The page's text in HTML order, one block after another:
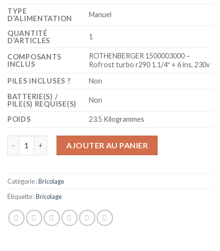
TYPE
D’ALIMENTATION
‎Manuel
QUANTITÉ
D’ARTICLES
‎1
COMPOSANTS
INCLUS
‎ROTHENBERGER 1500003000 –
Rofrost turbo r290 1.1/4″ + 6 ins, 230v
PILES INCLUSES ?
‎Non
BATTERIE(S) /
PILE(S) REQUISE(S)
‎Non
POIDS ‎23.5 Kilogrammes
AJOUTER AU PANIER
Catégorie :Bricolage
Étiquette :Bricolage